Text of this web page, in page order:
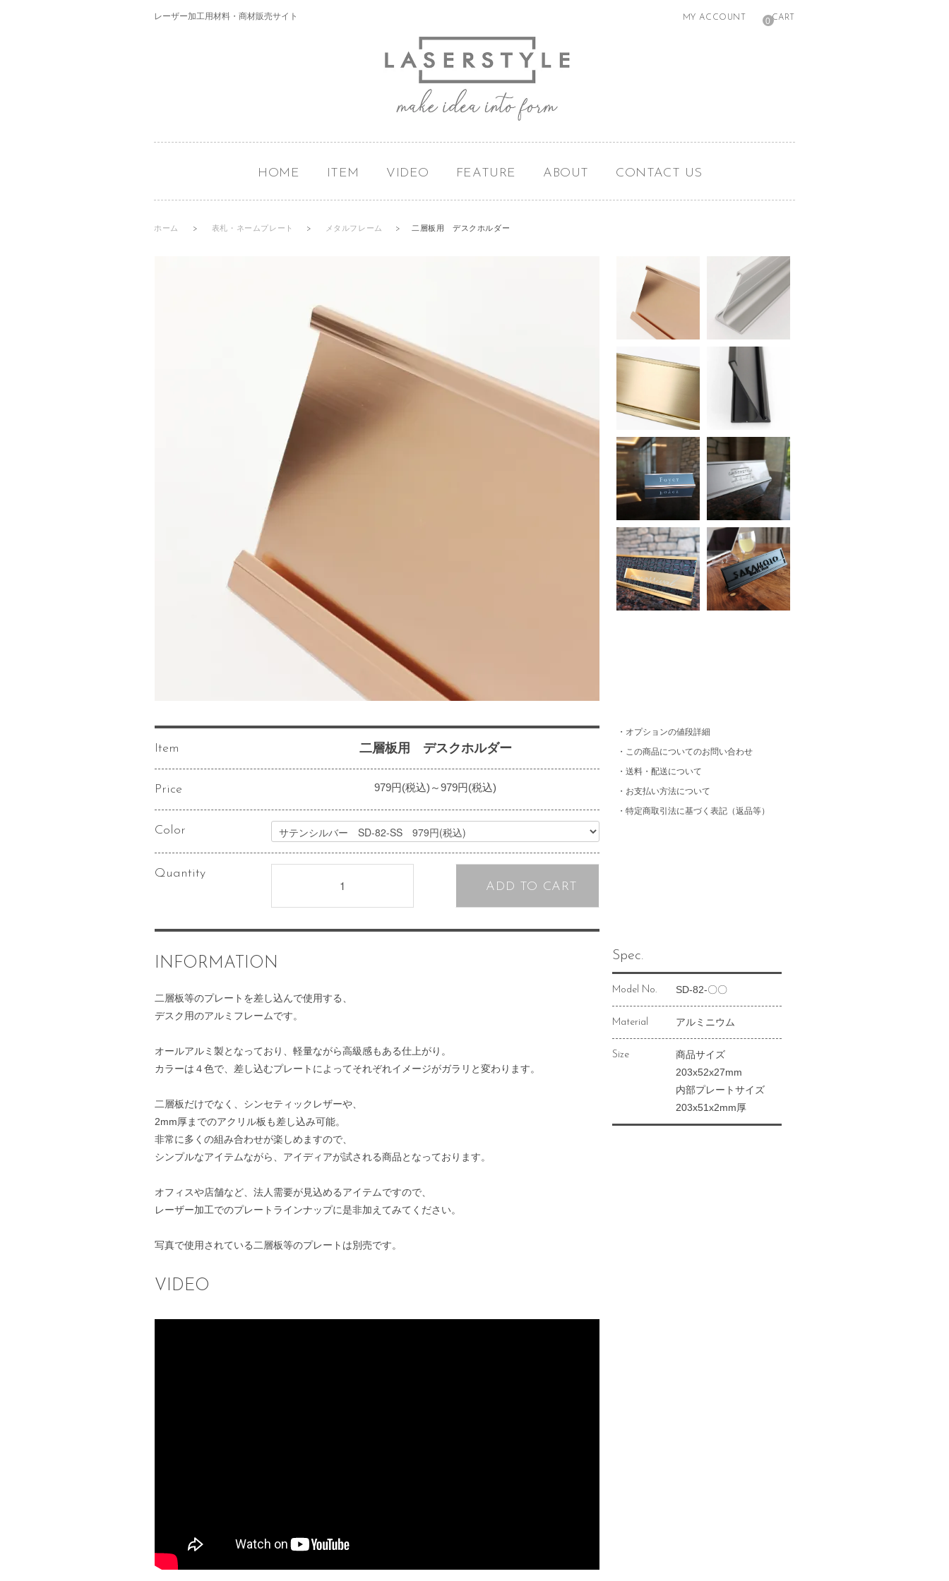
レーザー加工用材料・商材販売サイト MY ACCOUNT 0 CART
HOME ITEM VIDEO FEATURE ABOUT CONTACT US
ホーム > 表札・ネームプレート > メタルフレーム > 二層板用 デスクホルダー
Item 二層板用 デスクホルダー
Price 979円(税込)～979円(税込)
Color
Quantity
ADD TO CART
・ オプションの値段詳細
・ この商品についてのお問い合わせ
・ 送料・配送について
・ お支払い方法について
・ 特定商取引法に基づく表記（返品等）
INFORMATION
二層板等のプレートを差し込んで使用する、
デスク用のアルミフレームです。
オールアルミ製となっており、軽量ながら高級感もある仕上がり。
カラーは４色で、差し込むプレートによってそれぞれイメージがガラリと変わります。
二層板だけでなく、シンセティックレザーや、
2mm厚までのアクリル板も差し込み可能。
非常に多くの組み合わせが楽しめますので、
シンプルなアイテムながら、アイディアが試される商品となっております。
オフィスや店舗など、法人需要が見込めるアイテムですので、
レーザー加工でのプレートラインナップに是非加えてみてください。
写真で使用されている二層板等のプレートは別売です。
Spec.
Model No. SD-82-〇〇
Material アルミニウム
Size
商品サイズ
203x52x27mm
内部プレートサイズ
203x51x2mm厚
VIDEO